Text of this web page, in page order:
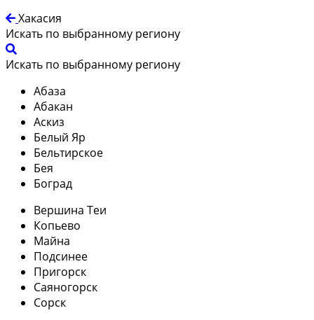
Хакасия
Искать по выбранному региону
Искать по выбранному региону
Абаза
Абакан
Аскиз
Белый Яр
Бельтирское
Бея
Боград
Вершина Теи
Копьево
Майна
Подсинее
Пригорск
Саяногорск
Сорск